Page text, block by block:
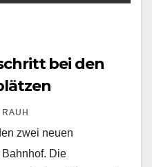
bei den
zwei neuen
Die